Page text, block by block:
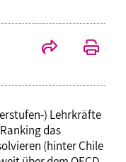
) Lehrkräfte
das
(hinter Chile